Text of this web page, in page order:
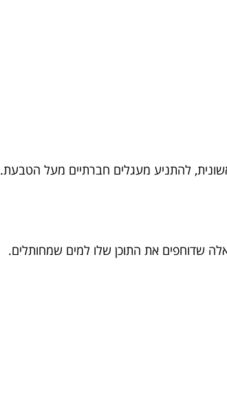
להתניע מעגלים חברתיים מעל הטבעת.
שדוחפים את התוכן שלו למים שמחותלים.